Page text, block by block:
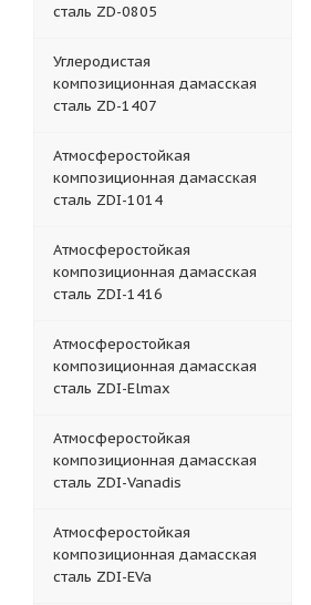
сталь ZD-0805
Углеродистая
композиционная дамасская
сталь ZD-1407
Атмосферостойкая
композиционная дамасская
сталь ZDI-1014
Атмосферостойкая
композиционная дамасская
сталь ZDI-1416
Атмосферостойкая
композиционная дамасская
сталь ZDI-Elmax
Атмосферостойкая
композиционная дамасская
сталь ZDI-Vanadis
Атмосферостойкая
композиционная дамасская
сталь ZDI-EVa